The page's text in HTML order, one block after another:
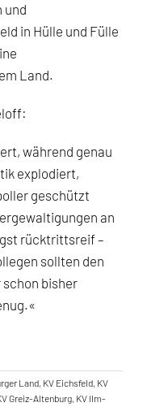
und
in Hülle und Fülle
Land.
während genau
explodiert,
geschützt
an
rücktrittsreif –
sollten den
bisher
Land, KV Eichsfeld, KV
Greiz-Altenburg, KV Ilm-